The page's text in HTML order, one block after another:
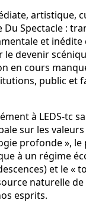
artistique,
Spectacle :
et inédite
devenir
cours
public et
à LEDS-tc
sur les
profonde »,
à un régime
et le «
naturelle
esprits.